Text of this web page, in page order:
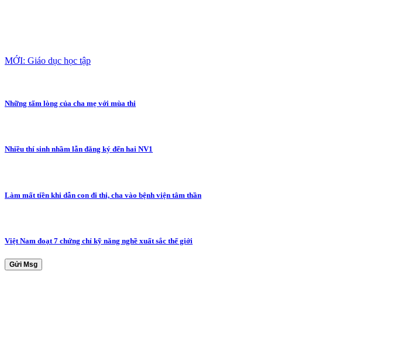
MỚI: Giáo dục học tập
Những tấm lòng của cha mẹ với mùa thi
Nhiều thí sinh nhầm lẫn đăng ký đến hai NV1
Làm mất tiền khi dẫn con đi thi, cha vào bệnh viện tâm thần
Việt Nam đoạt 7 chứng chỉ kỹ năng nghề xuất sắc thế giới
Gửi Msg